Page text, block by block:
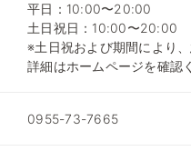
平日：10:00〜20:00
土日祝日：10:00〜20:00
※土日祝および期間により
詳細はホームページを確認
0955-73-7665